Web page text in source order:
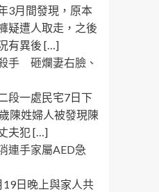
3月間發現，原本
疑遭人取走，之後
有異後 […]
手 砸爛妻右臉、
段一處民宅7日下
陳姓婦人被發現陳
夫犯 […]
連手家屬AED急
日晚上與家人共